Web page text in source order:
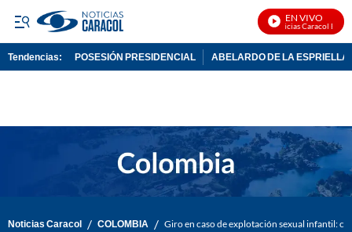
EN VIVO
Noticias Caracol En
Tendencias: POSESIÓN PRESIDENCIAL ABELARDO DE LA ESPRIELLA
Noticias Caracol / COLOMBIA / Giro en caso de explotación sexual infantil: